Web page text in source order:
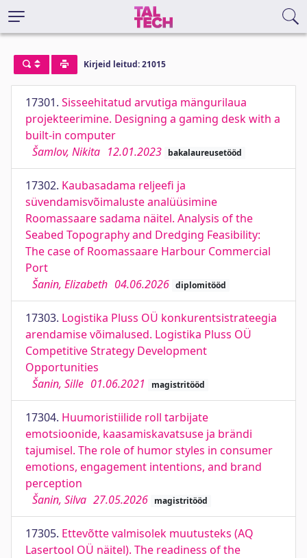
Kirjeid leitud: 21015
17301. Sisseehitatud arvutiga mängurilaua
projekteerimine. Designing a gaming desk with a
built-in computer
Šamlov, Nikita 12.01.2023 bakalaureusetööd
17302. Kaubasadama reljeefi ja
süvendamisvõimaluste analüüsimine
Roomassaare sadama näitel. Analysis of the
Seabed Topography and Dredging Feasibility:
The case of Roomassaare Harbour Commercial
Port
Šanin, Elizabeth 04.06.2026 diplomitööd
17303. Logistika Pluss OÜ konkurentsistrateegia
arendamise võimalused. Logistika Pluss OÜ
Competitive Strategy Development
Opportunities
Šanin, Sille 01.06.2021 magistritööd
17304. Huumoristiilide roll tarbijate
emotsioonide, kaasamiskavatsuse ja brändi
tajumisel. The role of humor styles in consumer
emotions, engagement intentions, and brand
perception
Šanin, Silva 27.05.2026 magistritööd
17305. Ettevõtte valmisolek muutusteks (AQ
Lasertool OÜ näitel). The readiness of the